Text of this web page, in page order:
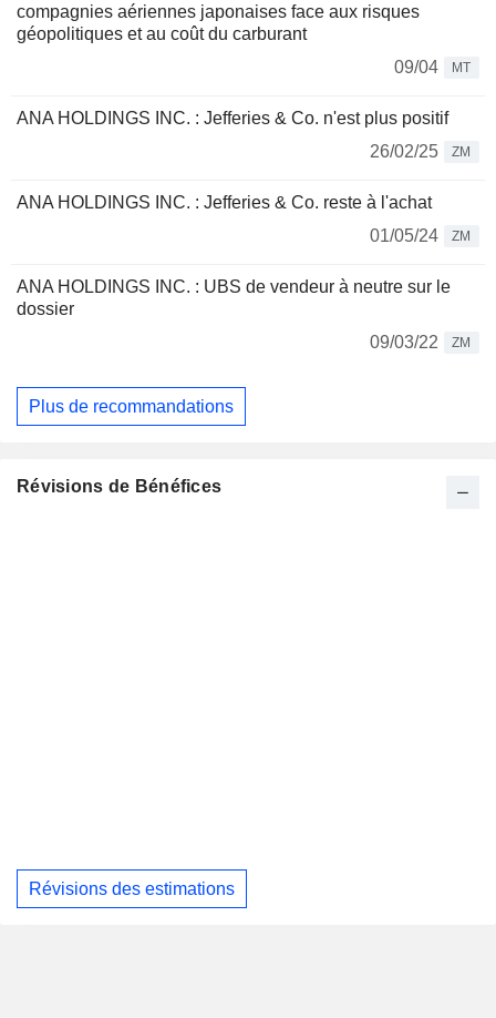
compagnies aériennes japonaises face aux risques
géopolitiques et au coût du carburant
09/04
MT
ANA HOLDINGS INC. : Jefferies & Co. n'est plus positif
26/02/25
ZM
ANA HOLDINGS INC. : Jefferies & Co. reste à l'achat
01/05/24
ZM
ANA HOLDINGS INC. : UBS de vendeur à neutre sur le
dossier
09/03/22
ZM
Plus de recommandations
Révisions de Bénéfices
Révisions des estimations